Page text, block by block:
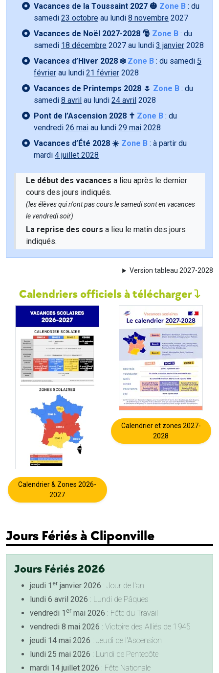
Vacances de la Toussaint 2027 🎃 Zone B : du
samedi 23 octobre au lundi 8 novembre 2027
Vacances de Noël 2027-2028 🎅 Zone B : du
samedi 18 décembre 2027 au lundi 3 janvier 2028
Vacances d’Hiver 2028 ❄️ Zone B : du samedi 5
février au lundi 21 février 2028
Vacances de Printemps 2028 🌷 Zone B : du
samedi 8 avril au lundi 24 avril 2028
Pont de l’Ascension 2028 ✝️ Zone B : du
vendredi 26 mai au lundi 29 mai 2028
Vacances d’Été 2028 ☀️ Zone B : à partir du
mardi 4 juillet 2028
Le début des vacances a lieu après le dernier
cours des jours indiqués.
(les élèves qui n'ont pas cours le samedi sont en vacances
le vendredi soir)
La reprise des cours a lieu le matin des jours
indiqués.
Version tableau 2027-2028
Calendriers officiels à télécharger
Calendrier & Zones 2026-
2027
Calendrier et zones 2027-
2028
Jours Fériés à Cliponville
Jours Fériés 2026
jeudi 1 er janvier 2026 : Jour de l'an
lundi 6 avril 2026 : Lundi de Pâques
vendredi 1 er mai 2026 : Fête du Travail
vendredi 8 mai 2026 : Victoire des Alliés de 1945
jeudi 14 mai 2026 : Jeudi de l'Ascension
lundi 25 mai 2026 : Lundi de Pentecôte
mardi 14 juillet 2026 : Fête Nationale